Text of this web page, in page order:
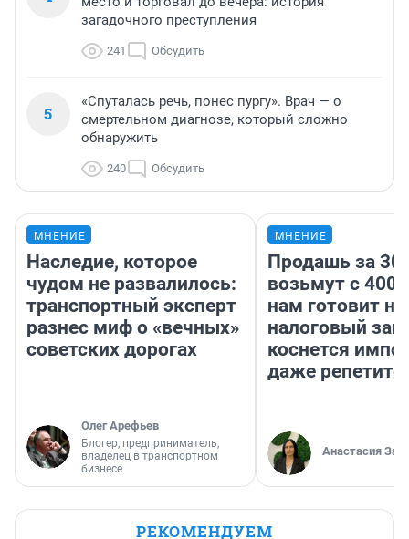
загадочного преступления
241 Обсудить
5
«Спуталась речь, понес пургу». Врач — о
смертельном диагнозе, который сложно
обнаружить
240 Обсудить
МНЕНИЕ
Наследие, которое
чудом не развалилось:
транспортный эксперт
разнес миф о «вечных»
советских дорогах
Олег Арефьев
Блогер, предприниматель,
владелец в транспортном
бизнесе
МНЕНИЕ
Продашь за
возьмут с
нам готовит
налоговый
коснется
даже
Анастасия
РЕКОМЕНДУЕМ